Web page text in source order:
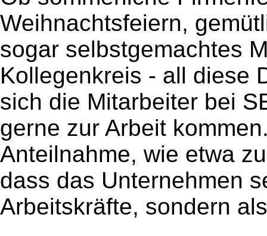
Weihnachtsfeiern,
sogar selbstgemachtes
Kollegenkreis - all diese
sich die Mitarbeiter bei
gerne zur Arbeit
Anteilnahme, wie etwa
dass das Unternehmen
Arbeitskräfte, sondern